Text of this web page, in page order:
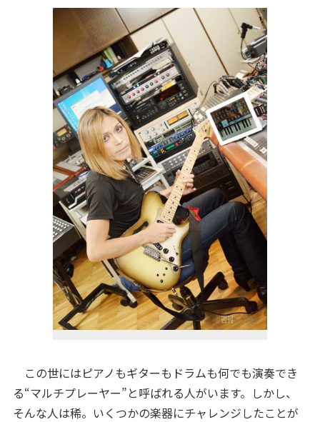
この世にはピアノもギターもドラムも何でも演奏でき
る“マルチプレーヤー”と呼ばれる人がいます。しかし、
そんな人は稀。いくつかの楽器にチャレンジしたことが